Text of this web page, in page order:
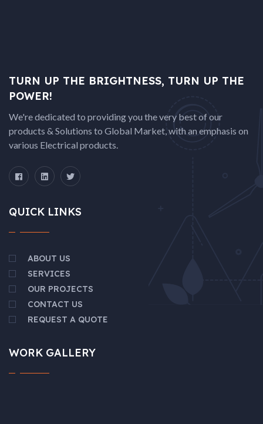
TURN UP THE BRIGHTNESS, TURN UP THE
POWER!
We're dedicated to providing you the very best of our
products & Solutions to Global Market, with an emphasis on
various Electrical products.
QUICK LINKS
ABOUT US
SERVICES
OUR PROJECTS
CONTACT US
REQUEST A QUOTE
WORK GALLERY